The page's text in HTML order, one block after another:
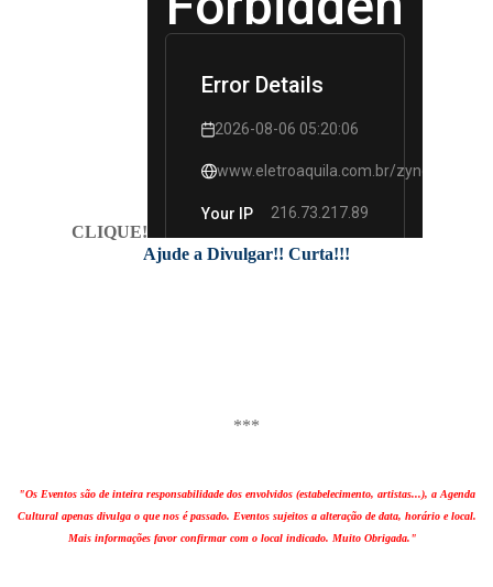
CLIQUE!
Ajude a Divulgar!! Curta!!!
***
"Os Eventos são de inteira responsabilidade dos envolvidos (estabelecimento, artistas...), a Agenda
Cultural apenas divulga o que nos é passado. Eventos sujeitos a alteração de data, horário e local.
Mais informações favor confirmar com o local indicado. Muito Obrigada."